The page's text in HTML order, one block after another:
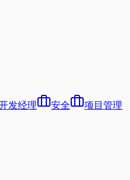
发经理 安全
项目管理